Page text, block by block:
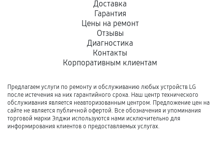
Доставка
Гарантия
Цены на ремонт
Отзывы
Диагностика
Контакты
Корпоративным клиентам
Предлагаем услуги по ремонту и обслуживанию любых устройств LG
после истечения на них гарантийного срока. Наш центр технического
обслуживания является неавторизованным центром. Предложение цен на
сайте не является публичной офертой. Все обозначения и упоминания
торговой марки Элджи используются нами исключительно для
информирования клиентов о предоставляемых услугах.